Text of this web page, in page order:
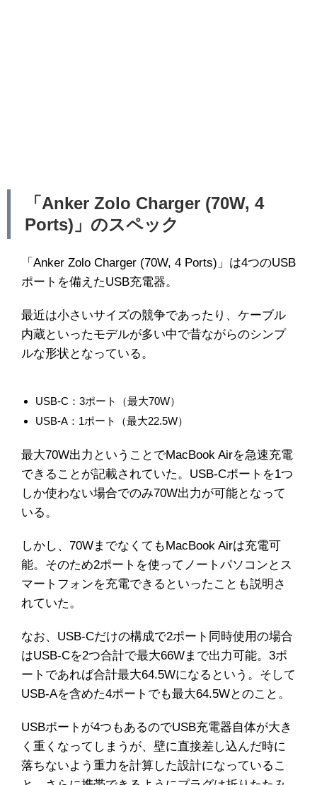
「Anker Zolo Charger (70W, 4
Ports)」のスペック
「Anker Zolo Charger (70W, 4 Ports)」は4つのUSB
ポートを備えたUSB充電器。
最近は小さいサイズの競争であったり、ケーブル
内蔵といったモデルが多い中で昔ながらのシンプ
ルな形状となっている。
USB-C：3ポート（最大70W）
USB-A：1ポート（最大22.5W）
最大70W出力ということでMacBook Airを急速充電
できることが記載されていた。USB-Cポートを1つ
しか使わない場合でのみ70W出力が可能となって
いる。
しかし、70WまでなくてもMacBook Airは充電可
能。そのため2ポートを使ってノートパソコンとス
マートフォンを充電できるといったことも説明さ
れていた。
なお、USB-Cだけの構成で2ポート同時使用の場合
はUSB-Cを2つ合計で最大66Wまで出力可能。3ポ
ートであれば合計最大64.5Wになるという。そして
USB-Aを含めた4ポートでも最大64.5Wとのこと。
USBポートが4つもあるのでUSB充電器自体が大き
く重くなってしまうが、壁に直接差し込んだ時に
落ちないよう重力を計算した設計になっているこ